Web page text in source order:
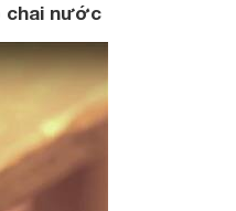
chai nước